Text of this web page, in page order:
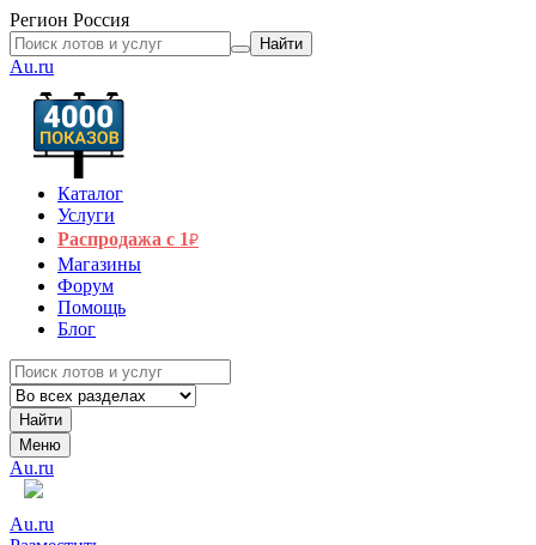
Регион Россия
Найти
Au.ru
Каталог
Услуги
Распродажа с 1₽
Магазины
Форум
Помощь
Блог
Найти
Меню
Au.ru
Au.ru